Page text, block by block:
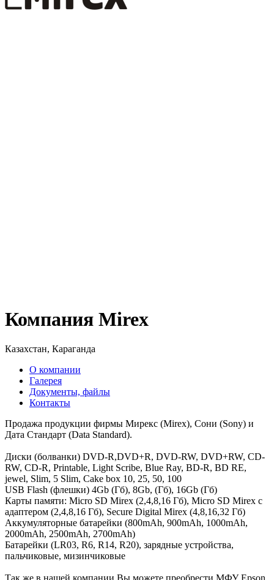
Компания Mirex
Казахстан, Караганда
О компании
Галерея
Документы, файлы
Контакты
Продажа продукции фирмы Мирекс (Mirex), Сони (Sony) и
Дата Стандарт (Data Standard).
Диски (болванки) DVD-R,DVD+R, DVD-RW, DVD+RW, CD-
RW, CD-R, Printable, Light Scribe, Blue Ray, BD-R, BD RE,
jewel, Slim, 5 Slim, Cake box 10, 25, 50, 100
USB Flash (флешки) 4Gb (Гб), 8Gb, (Гб), 16Gb (Гб)
Карты памяти: Micro SD Mirex (2,4,8,16 Гб), Micro SD Mirex с
адаптером (2,4,8,16 Гб), Secure Digital Mirex (4,8,16,32 Гб)
Аккумуляторные батарейки (800mAh, 900mAh, 1000mAh,
2000mAh, 2500mAh, 2700mAh)
Батарейки (LR03, R6, R14, R20), зарядные устройства,
пальчиковые, мизинчиковые
Так же в нашей компании Вы можете преобрести МФУ Epson